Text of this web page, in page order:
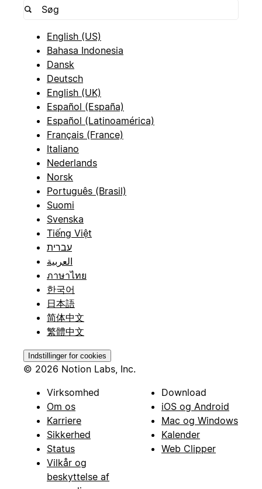
English (US)
Bahasa Indonesia
Dansk
Deutsch
English (UK)
Español (España)
Español (Latinoamérica)
Français (France)
Italiano
Nederlands
Norsk
Português (Brasil)
Suomi
Svenska
Tiếng Việt
עברית
العربية
ภาษาไทย
한국어
日本語
简体中文
繁體中文
Indstillinger for cookies
© 2026 Notion Labs, Inc.
Virksomhed
Om os
Karriere
Sikkerhed
Status
Vilkår og
beskyttelse af
Download
iOS og Android
Mac og Windows
Kalender
Web Clipper